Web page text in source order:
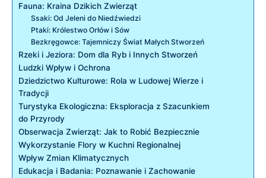
Fauna: Kraina Dzikich Zwierząt
Ssaki: Od Jeleni do Niedźwiedzi
Ptaki: Królestwo Orłów i Sów
Bezkręgowce: Tajemniczy Świat Małych Stworzeń
Rzeki i Jeziora: Dom dla Ryb i Innych Stworzeń
Ludzki Wpływ i Ochrona
Dziedzictwo Kulturowe: Rola w Ludowej Wierze i
Tradycji
Turystyka Ekologiczna: Eksploracja z Szacunkiem
do Przyrody
Obserwacja Zwierząt: Jak to Robić Bezpiecznie
Wykorzystanie Flory w Kuchni Regionalnej
Wpływ Zmian Klimatycznych
Edukacja i Badania: Poznawanie i Zachowanie